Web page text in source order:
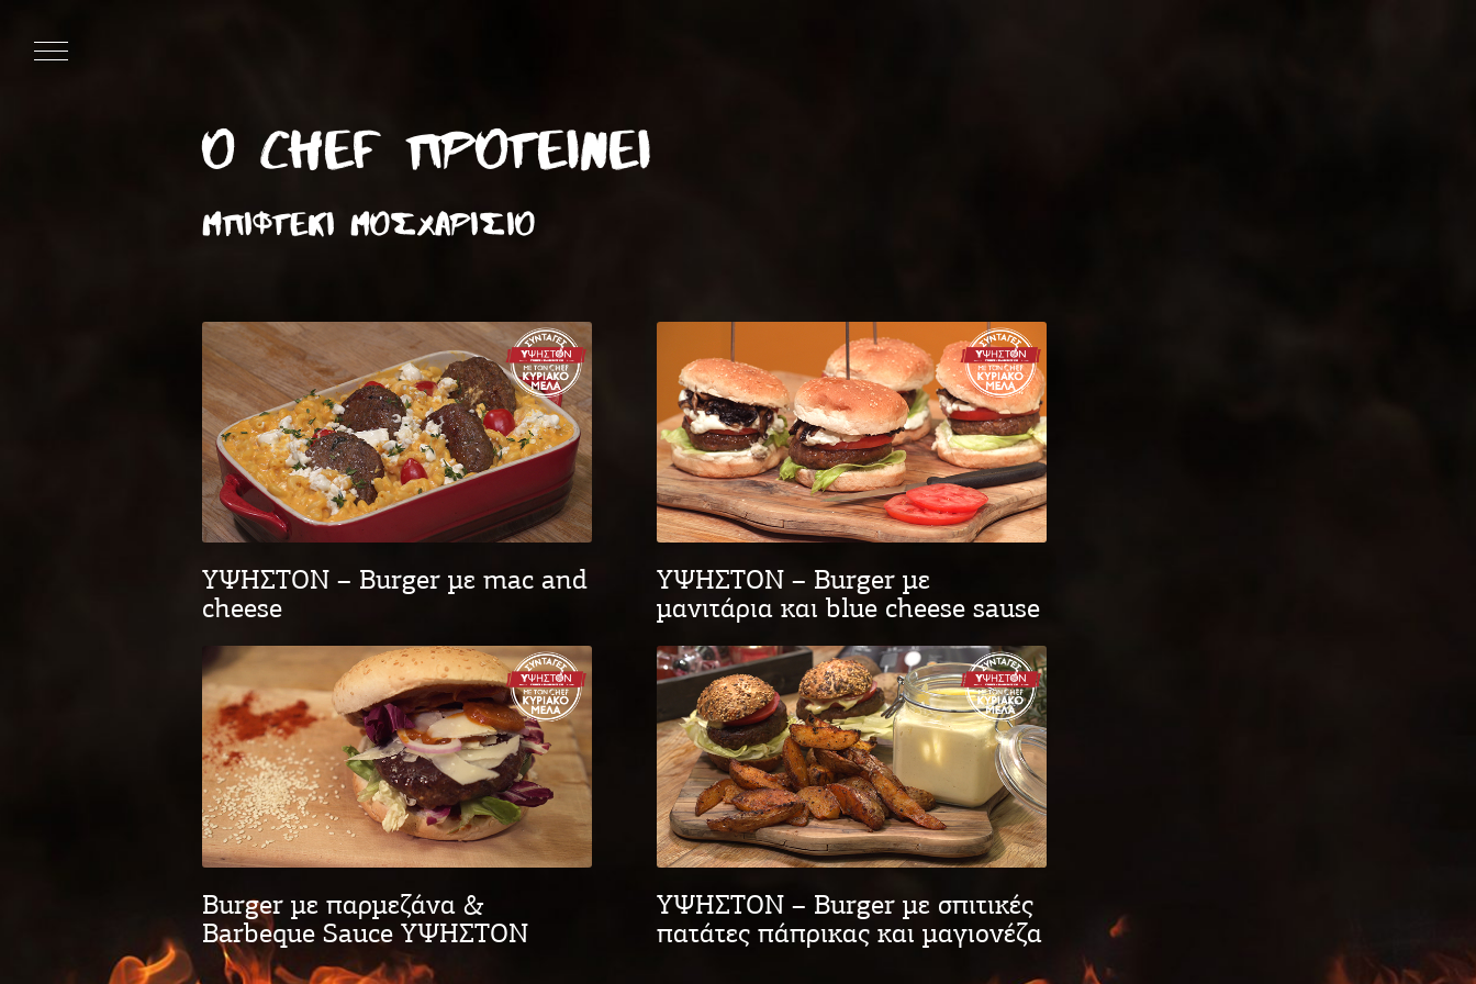
Ο CHEF ΠΡΟΤΕΙΝΕΙ
ΜΠΙΦΤΕΚΙ ΜΟΣΧΑΡΙΣΙΟ
ΥΨΗΣΤΟΝ – Burger με mac and
cheese
ΥΨΗΣΤΟΝ – Burger με
μανιτάρια και blue cheese sause
Burger με παρμεζάνα &
Barbeque Sauce ΥΨΗΣΤΟΝ
ΥΨΗΣΤΟΝ – Burger με σπιτικές
πατάτες πάπρικας και μαγιονέζα